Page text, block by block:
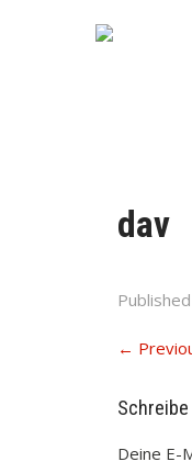
dav
Published
←
Deine E-